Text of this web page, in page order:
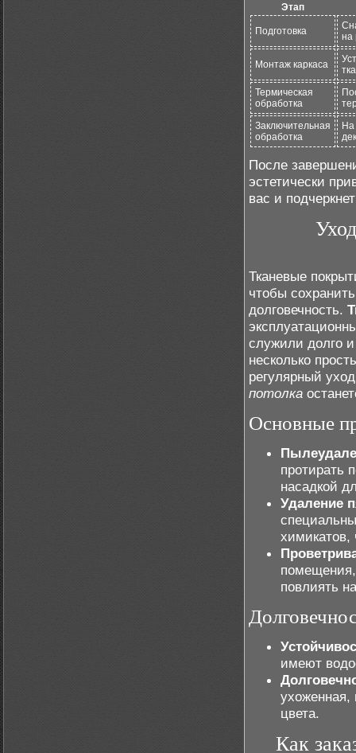
Этап
Подготовка
на
Монтаж каркаса
Термическая
обработка
Заключительная
обработка
На
После
эстетически
вас и
Тканевые
чтобы
долговечность.
служили долго
несколько
регулярный
потолка
Основные
протирать
насадкой
Удаление
химикатов,
помещения,
повлиять
имеют
цвета.
Как